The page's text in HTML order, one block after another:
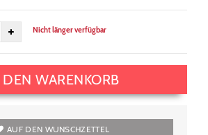
Nicht länger verfügbar
WARENKORB
AUF DEN WUNSCHZETTEL